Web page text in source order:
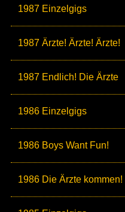
1987 Einzelgigs
1987 Ärzte! Ärzte! Ärzte!
1987 Endlich! Die Ärzte
1986 Einzelgigs
1986 Boys Want Fun!
1986 Die Ärzte kommen!